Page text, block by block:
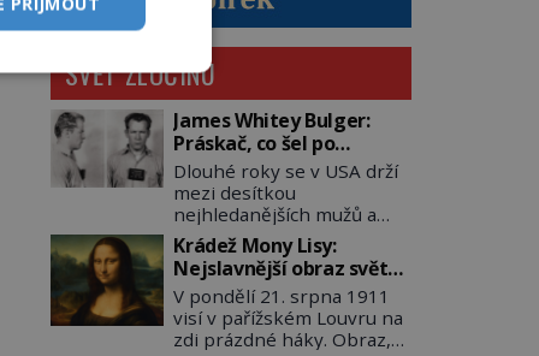
SVĚT ZLOČINU
James Whitey Bulger:
Práskač, co šel po
práskačích
Dlouhé roky se v USA drží
mezi desítkou
nejhledanějších mužů a
dopracuje to až na číslo
dvě – hned po Usámovi bin
Ládinovi (1957–2011). To je
James „Whitey“ Bulger
(1929–2018) viněný ze
spoluúčasti na 19
Krádež Mony Lisy:
Nejslavnější obraz světa
zůstane dva roky
nezvěstný
V pondělí 21. srpna 1911
visí v pařížském Louvru na
zdi prázdné háky. Obraz,